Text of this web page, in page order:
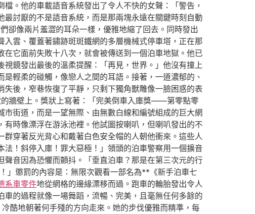
。他的車載語音系統發出了令人不快的女聲：「警告，
最討厭的不是語音系統，而是那兩塊永遠在關鍵時刻自動
卻像兩片羞澀的耳朵一樣，優雅地縮了回去。同時發出
雲、覆蓋著鏽跡斑斑鐵網的多層機械式停車塔，正在那
它面前失敗十八次，就會被傳送到一個泊車地獄。他已
視鏡發出最後的溫柔提醒：「再見，世界。」他沒有撞上
輕柔的碰觸，像戀人之間的耳語。接著，一道濃郁的、
後，窄巷恢復了平靜，只剩下獨角獸雕像一臉困惑的表
牆壁上。獎狀上寫著：「完美倒車入庫獎——第零點零
市街道，而是一望無際、由無數白線和編號組成的巨大網
時像漂浮在游泳池裡。他試圖按喇叭，但喇叭發出的不
穿著反光背心和戴著白色安全帽的人朝他衝來。這些人
！斜停入庫！罪大惡極！」領頭的泊車警察用一個擴音
音因為恐懼而顫抖。「垂直泊車？那是在第三次元的行
懲罰的內容是：無限次觀看一部名為**《新手泊車七
系車零件地從網格的邊緣漂移而過。跑車的輪胎發出令人
的過程就像一場舞蹈，流暢、完美，且毫無任何多餘的
冷酷地朝著何手殘的方向走來。她的步伐優雅而精準，每